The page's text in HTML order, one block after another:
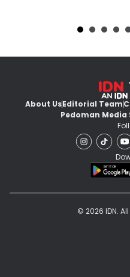
About UsEditorial Team
Pedoman Media
© 2026 IDN.